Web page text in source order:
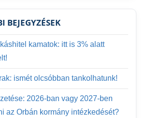
BEJEGYZÉSEK
kamatok: itt is 3% alatt
ismét olcsóbban tankolhatunk!
2026-ban vagy 2027-ben
az Orbán kormány intézkedését?